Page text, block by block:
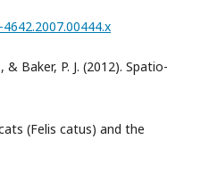
Baker, P. J. (2012). Spatio-
(Felis catus) and the